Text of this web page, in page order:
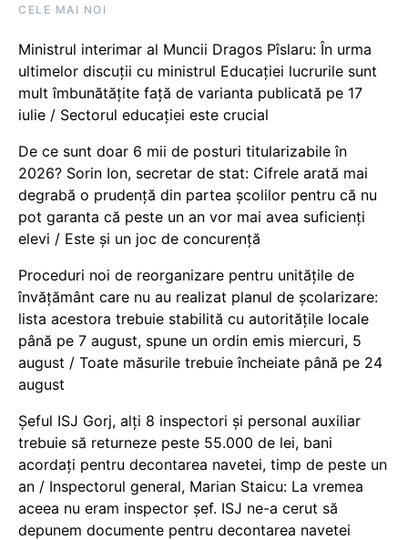
CELE MAI NOI
Ministrul interimar al Muncii Dragos Pîslaru: În urma
ultimelor discuții cu ministrul Educației lucrurile sunt
mult îmbunătățite față de varianta publicată pe 17
iulie / Sectorul educației este crucial
De ce sunt doar 6 mii de posturi titularizabile în
2026? Sorin Ion, secretar de stat: Cifrele arată mai
degrabă o prudență din partea școlilor pentru că nu
pot garanta că peste un an vor mai avea suficienți
elevi / Este și un joc de concurență
Proceduri noi de reorganizare pentru unitățile de
învățământ care nu au realizat planul de școlarizare:
lista acestora trebuie stabilită cu autoritățile locale
până pe 7 august, spune un ordin emis miercuri, 5
august / Toate măsurile trebuie încheiate până pe 24
august
Șeful ISJ Gorj, alți 8 inspectori și personal auxiliar
trebuie să returneze peste 55.000 de lei, bani
acordați pentru decontarea navetei, timp de peste un
an / Inspectorul general, Marian Staicu: La vremea
aceea nu eram inspector șef. ISJ ne-a cerut să
depunem documente pentru decontarea navetei